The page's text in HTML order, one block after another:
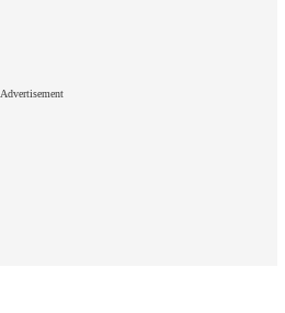
Advertisement